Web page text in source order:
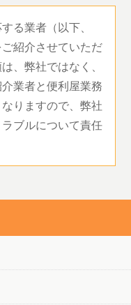
る業者（以下、
紹介させていただ
、弊社ではなく、
業者と便利屋業務
りますので、弊社
ブルについて責任